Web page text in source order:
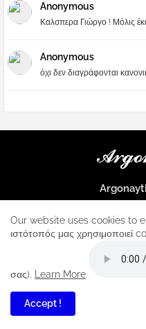
Anonymous
Καλσπερα Γιώργο ! Μόλις
Anonymous
όχι δεν διαγράφονται
μοναδικός
All Right Reserved
Home
Our website uses cookies to
ιστότοπός μας χρησιμοποιεί
σας). Learn More
Accept !